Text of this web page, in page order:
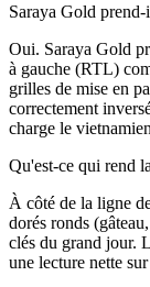
Saraya Gold
Oui. Saraya Gold
à gauche (RTL)
grilles de mise en
correctement
charge le
Qu'est-ce qui rend
À côté de la ligne
dorés ronds
clés du grand jour.
une lecture nette